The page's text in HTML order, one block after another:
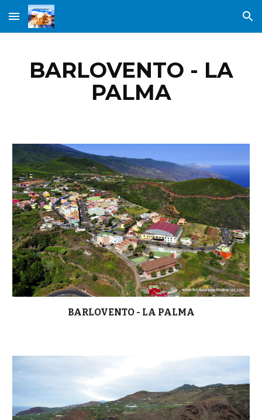
Skip to main content Skip to navigation
BARLOVENTO - LA
PALMA
BARLOVENTO - LA PALMA